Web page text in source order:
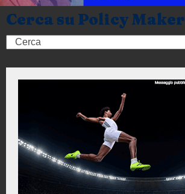
Cerca su Policy Maker
Search